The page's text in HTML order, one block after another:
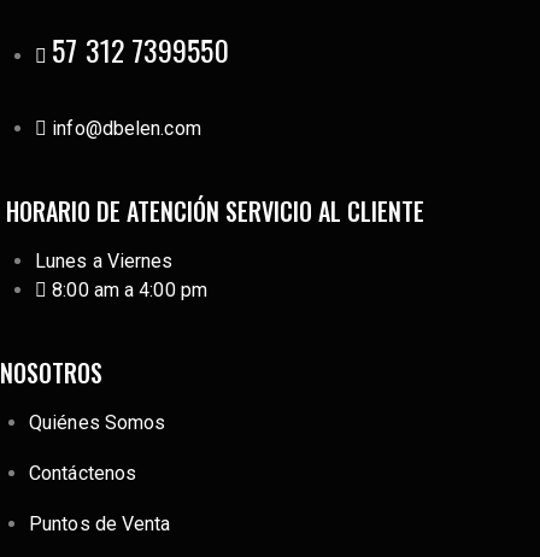
57 312 7399550
info@dbelen.com
HORARIO DE ATENCIÓN SERVICIO AL CLIENTE
Lunes a Viernes
8:00 am a 4:00 pm
NOSOTROS
Quiénes Somos
Contáctenos
Puntos de Venta